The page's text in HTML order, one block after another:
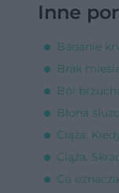
Inne
Badanie
Brak
Ból
Błona
Ciąża.
Ciąża.
Co